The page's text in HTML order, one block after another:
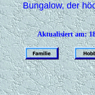
Bungalow, der
Aktualisiert am: